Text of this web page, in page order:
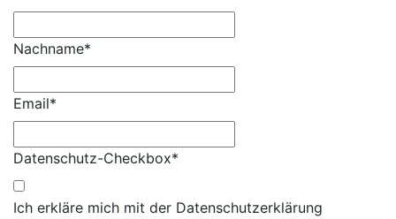
Nachname*
Email*
Datenschutz-Checkbox*
Ich erkläre mich mit der Datenschutzerklärung